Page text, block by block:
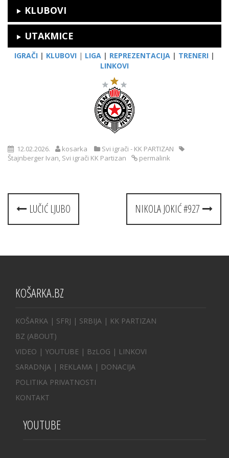
KLUBOVI
UTAKMICE
IGRAČI | KLUBOVI | LIGA | REPREZENTACIJA | TRENERI |
LINKOVI
12.02.2026. kosarka
Svi igrači - KK PARTIZAN
Štajnberger Ivan, Svi igrači KK Partizan permalink
Post
navigation
LUČIĆ LJUBO NIKOLA JOKIĆ #927
KOŠARKA.BZ
KOŠARKA | SFRJ | SRBIJA | KK PARTIZAN
BZ (ABOUT)
VIDEO | YOUTUBE | BzLOG | LINKOVI
SARADNJA | REKLAMA | DONACIJA
POLITIKA PRIVATNOSTI
KONTAKT
YOUTUBE